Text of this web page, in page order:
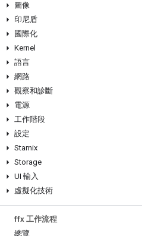
圖像
印尼盾
國際化
Kernel
語言
網路
觀察和診斷
電源
工作階段
設定
Starnix
Storage
UI 輸入
虛擬化技術
ffx 工作流程
總覽